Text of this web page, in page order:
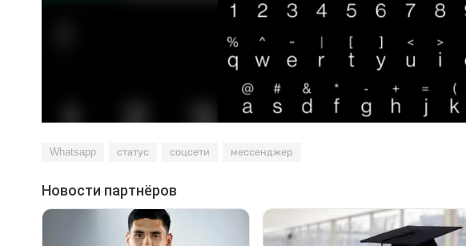
Whatsapp статус соцсети мессенджер